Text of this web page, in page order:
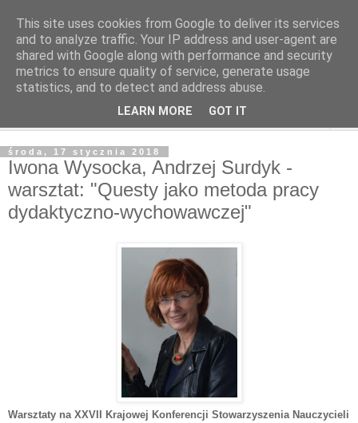
środa, 17 stycznia 2018
Iwona Wysocka, Andrzej Surdyk -
warsztat: "Questy jako metoda pracy
dydaktyczno-wychowawczej"
Warsztaty na XXVII Krajowej Konferencji Stowarzyszenia Nauczycieli
This site uses cookies from Google to deliver its services
and to analyze traffic. Your IP address and user-agent are
shared with Google along with performance and security
metrics to ensure quality of service, generate usage
statistics, and to detect and address abuse.
LEARN MORE GOT IT